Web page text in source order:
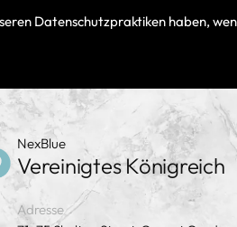
Datenschutzpraktiken haben,
NexBlue
Vereinigtes Königreich
Adresse